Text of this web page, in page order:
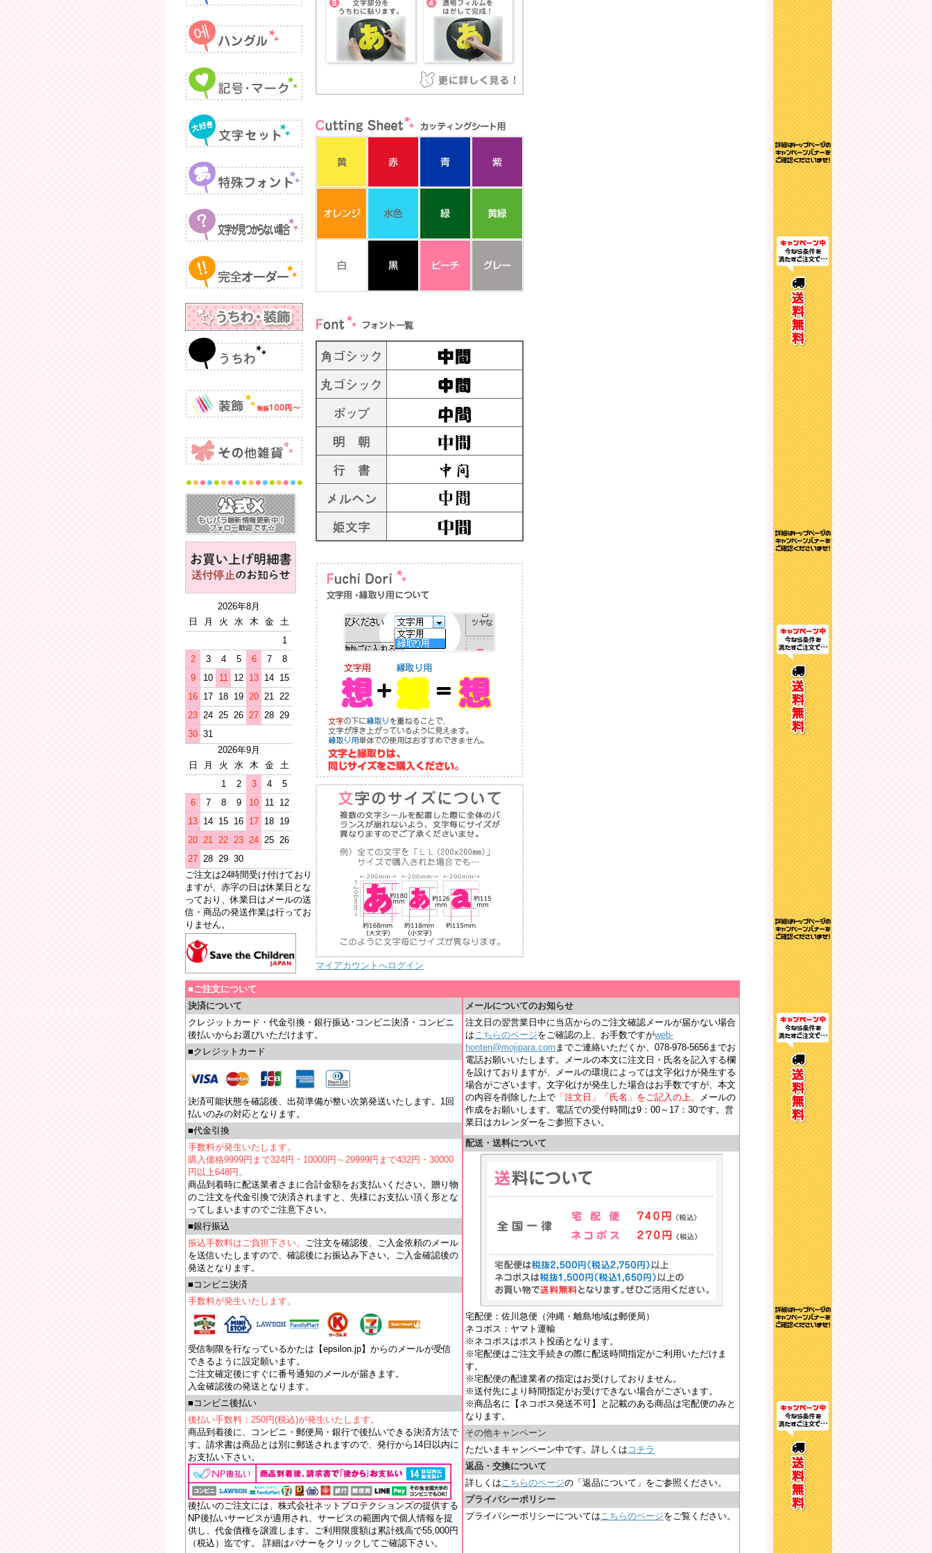
2026年8月
日
月 火 水 木 金
土
1
2
3 4 5 6 7
8
9
10 11 12 13 14 15
16 17 18 19 20 21 22
23 24 25 26 27 28 29
30 31
2026年9月
日
月 火 水 木 金
土
1
2 3 4
5
6
7 8 9 10 11
12
13 14 15 16 17 18 19
20 21 22 23 24 25 26
27 28 29 30
ご注文は24時間受け付けており
ますが、赤字の日は休業日とな
っており、休業日はメールの送
信・商品の発送作業は行ってお
りません。
マイアカウントへログイン
■ご注文について
決済について
クレジットカード・代金引換・銀行振込･コンビニ決済・コンビニ
後払いからお選びいただけます。
■クレジットカード
決済可能状態を確認後、出荷準備が整い次第発送いたします。1回
払いのみの対応となります。
■代金引換
手数料が発生いたします。
購入価格9999円まで324円・10000円～29999円まで432円・30000
円以上648円。
商品到着時に配送業者さまに合計金額をお支払いください。贈り物
のご注文を代金引換で決済されますと、先様にお支払い頂く形とな
ってしまいますのでご注意下さい。
■銀行振込
振込手数料はご負担下さい。 ご注文を確認後、ご入金依頼のメール
を送信いたしますので、確認後にお振込み下さい。ご入金確認後の
発送となります。
■コンビニ決済
手数料が発生いたします。
受信制限を行なっているかたは【epsilon.jp】からのメールが受信
できるように設定願います。
ご注文確定後にすぐに番号通知のメールが届きます。
入金確認後の発送となります。
■コンビニ後払い
後払い手数料：250円(税込)が発生いたします。
商品到着後に、コンビニ・郵便局・銀行で後払いできる決済方法で
す。請求書は商品とは別に郵送されますので、発行から14日以内に
お支払い下さい。
後払いのご注文には、株式会社ネットプロテクションズの提供する
NP後払いサービスが適用され、サービスの範囲内で個人情報を提
供し、代金債権を譲渡します。ご利用限度額は累計残高で55,000円
（税込）迄です。 詳細はバナーをクリックしてご確認下さい。
メールについてのお知らせ
注文日の翌営業日中に当店からのご注文確認メールが届かない場合
はこちらのページをご確認の上、お手数ですがweb-
honten@mojipara.com までご連絡いただくか、078-978-5656までお
電話お願いいたします。メールの本文に注文日・氏名を記入する欄
を設けておりますが、メールの環境によっては文字化けが発生する
場合がございます。文字化けが発生した場合はお手数ですが、本文
の内容を削除した上で 「注文日」「氏名」をご記入の上、
メールの
作成をお願いします。電話での受付時間は9：00～17：30です。営
業日はカレンダーをご参照下さい。
配送・送料について
宅配便：佐川急便（沖縄・離島地域は郵便局）
ネコポス：ヤマト運輸
※ネコポスはポスト投函となります。
※宅配便はご注文手続きの際に配送時間指定がご利用いただけま
す。
※宅配便の配達業者の指定はお受けしておりません。
※送付先により時間指定がお受けできない場合がございます。
※商品名に【ネコポス発送不可】と記載のある商品は宅配便のみと
なります。
その他キャンペーン
ただいまキャンペーン中です。詳しくは コチラ
返品・交換について
詳しくはこちらのページの「返品について」をご参照ください。
プライバシーポリシー
プライバシーポリシーについてはこちらのページをご覧ください。